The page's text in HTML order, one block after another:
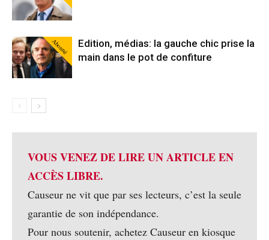
Abonné
Edition, médias: la gauche chic prise la
main dans le pot de confiture
VOUS VENEZ DE LIRE UN ARTICLE EN
ACCÈS LIBRE.
Causeur ne vit que par ses lecteurs, c’est la seule
garantie de son indépendance.
Pour nous soutenir, achetez Causeur en kiosque